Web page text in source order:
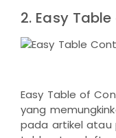
2. Easy
Easy Table of
yang
pada artikel atau